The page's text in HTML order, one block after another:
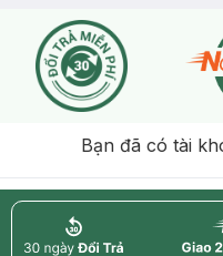
Bạn đã có tài